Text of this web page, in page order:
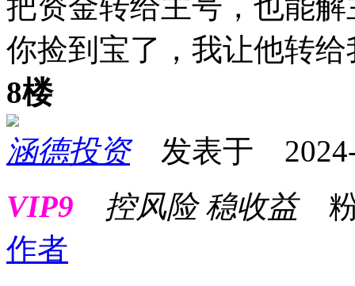
你捡到宝了，我让他转
8楼
涵德投资发表于 2024-
VIP9
控风险 稳收益
作者